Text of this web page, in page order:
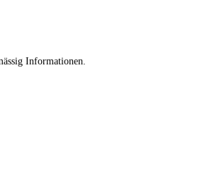
Informationen.